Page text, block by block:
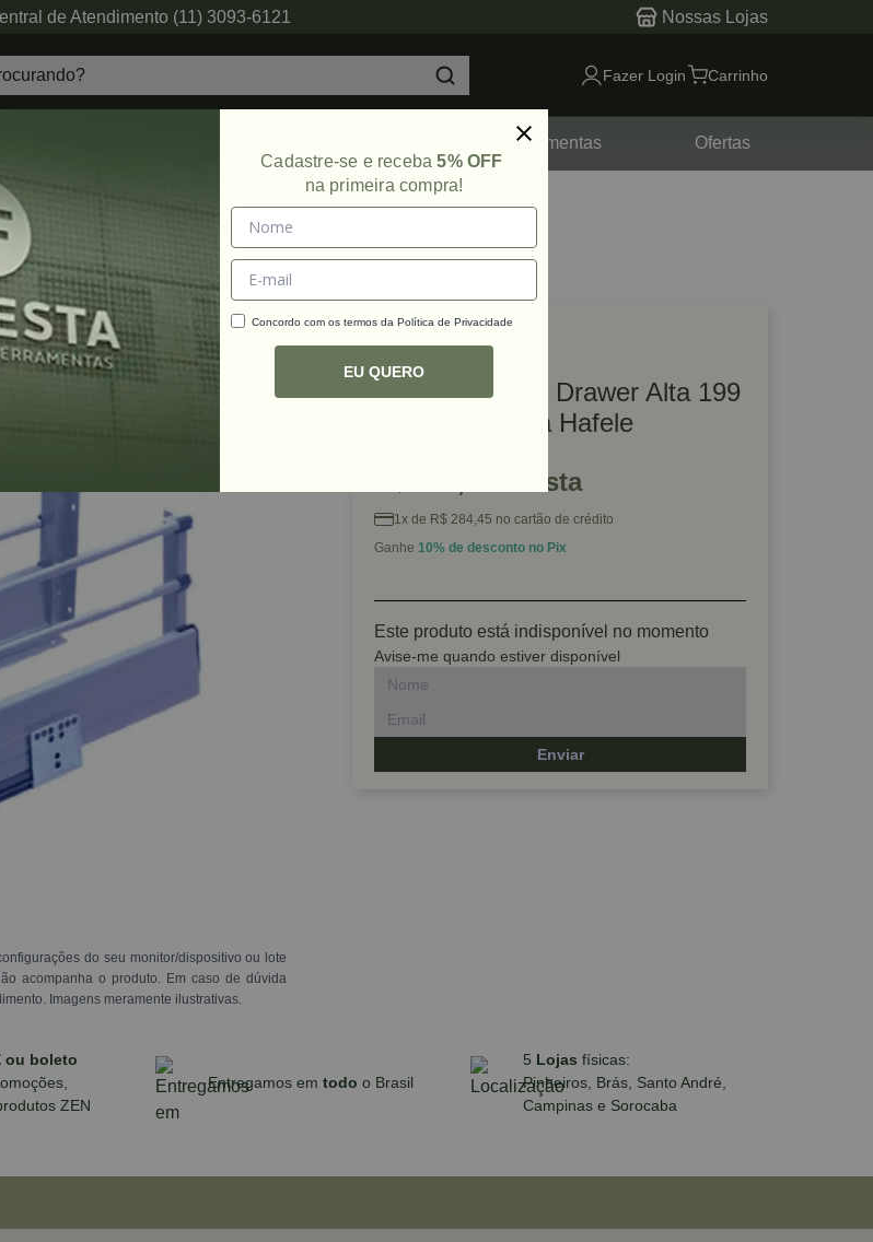
de Atendimento (11) 3093-6121 Nossas Lojas
Fazer Login Carrinho
Ferramentas Ofertas
do seu monitor/dispositivo ou lote
acompanha o produto. Em caso de dúvida
Imagens meramente ilustrativas.
Ref: 48676
Kit Gaveta Alto Drawer Alta 199
x 400mm Prata Hafele
R$ 284,45 à vista
1x de R$ 284,45 no cartão de crédito
Ganhe 10% de desconto no Pix
Este produto está indisponível no momento
Avise-me quando estiver disponível
Enviar
ou boleto
ZEN
Entregamos em todo o Brasil
5 Lojas físicas:
Pinheiros, Brás, Santo André,
Campinas e Sorocaba
Cadastre-se e receba5% OFF
na primeira compra!
Concordo com os termos da Política de Privacidade
EU QUERO